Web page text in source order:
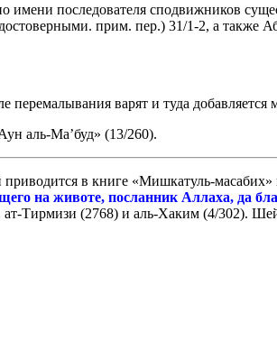
имени последователя сподвижников
прим. пер.) 31/1-2, а также
варят и туда
аль-Ма’буд» (13/260).
в книге «Мишкатуль-
на животе, посланник Аллаха, да
Тирмизи (2768) и аль-Хаким (4/302).